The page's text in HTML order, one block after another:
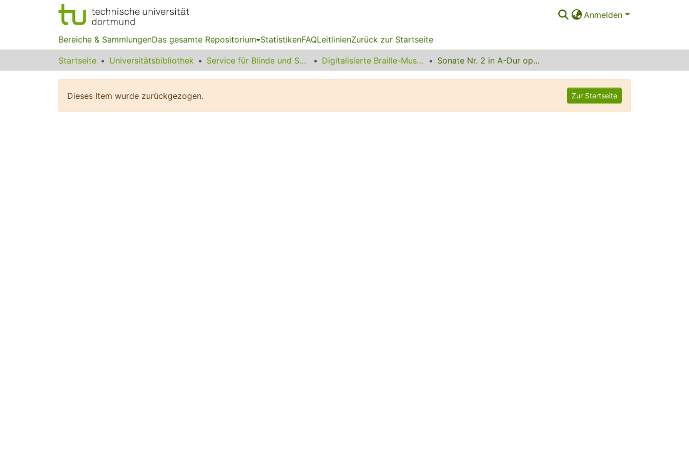
Anmelden
Bereiche & SammlungenDas gesamte Repositorium StatistikenFAQLeitlinienZurück zur Startseite
Startseite Universitätsbibliothek Service für Blinde und Sehbehinderte Digitalisierte Braille-Musik-Matrizen des VzfB Sonate Nr. 2 in A-Dur op. 2 Nr. 2
Dieses Item wurde zurückgezogen. Zur Startseite